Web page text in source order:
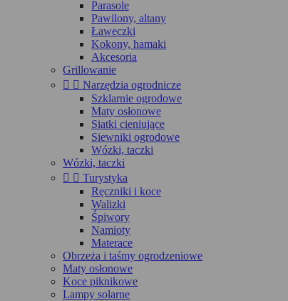
Parasole
Pawilony, altany
Ławeczki
Kokony, hamaki
Akcesoria
Grillowanie
  Narzędzia ogrodnicze
Szklarnie ogrodowe
Maty osłonowe
Siatki cieniujące
Siewniki ogrodowe
Wózki, taczki
Wózki, taczki
  Turystyka
Ręczniki i koce
Walizki
Śpiwory
Namioty
Materace
Obrzeża i taśmy ogrodzeniowe
Maty osłonowe
Koce piknikowe
Lampy solarne